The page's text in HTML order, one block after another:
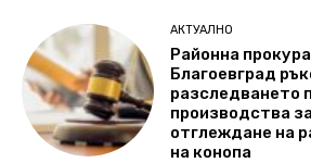
АКТУАЛНО
Районна
Благоевград
разследването
производства
отглеждане на
на конопа